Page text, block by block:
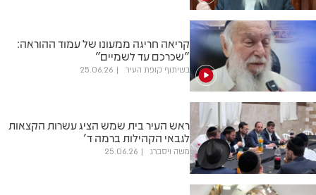
קריאה חריגה ממעונו של עמוד ההוראה:
"שכרכם עד לשמיים"
בשיתוף קופת העיר 25.06.26
ראש העיר בית שמש הציג עשרות הקצאות
לגבאי הקהילות ברמה ד'
משה ויסברג 25.06.26